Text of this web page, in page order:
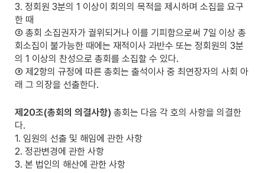
3. 정회원 3분의 1 이상이 회의의 목적을 제시하며 소집을 요구
한 때
② 총회 소집권자가 궐위되거나 이를 기피함으로써 7일 이상 총
회소집이 불가능한 때에는 재적이사 과반수 또는 정회원의 3분
의 1 이상의 찬성으로 총회를 소집할 수 있다.
③ 제2항의 규정에 따른 총회는 출석이사 중 최연장자의 사회 아
래 그 의장을 선출한다.
제20조(총회의 의결사항) 총회는 다음 각 호의 사항을 의결한
다.
1. 임원의 선출 및 해임에 관한 사항
2. 정관변경에 관한 사항
3. 본 법인의 해산에 관한 사항